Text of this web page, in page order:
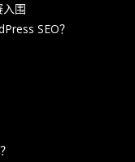
围
SEO？